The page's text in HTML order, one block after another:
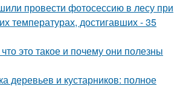
провести фотосессию в лесу при
температурах, достигавших - 35
это такое и почему они полезны
деревьев и кустарников: полное